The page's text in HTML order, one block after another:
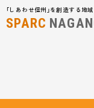
「しあわせ信州」を創造する
SPARC